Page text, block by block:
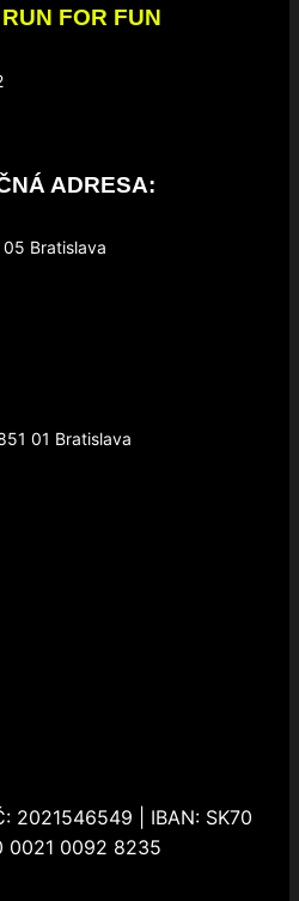
FOR FUN
ADRESA:
Bratislava
01 Bratislava
2021546549 | IBAN: SK70
0021 0092 8235